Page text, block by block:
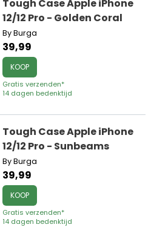
Tough Case Apple iPhone
12/12 Pro - Golden Coral
By Burga
39,99
KOOP
Gratis verzenden*
14 dagen bedenktijd
Tough Case Apple iPhone
12/12 Pro - Sunbeams
By Burga
39,99
KOOP
Gratis verzenden*
14 dagen bedenktijd